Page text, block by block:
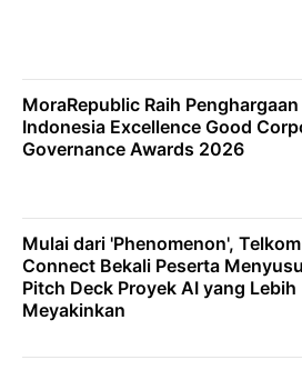
MoraRepublic Raih Penghargaan
Indonesia Excellence Good
Governance Awards 2026
Mulai dari 'Phenomenon',
Connect Bekali Peserta
Pitch Deck Proyek AI yang Lebih
Meyakinkan